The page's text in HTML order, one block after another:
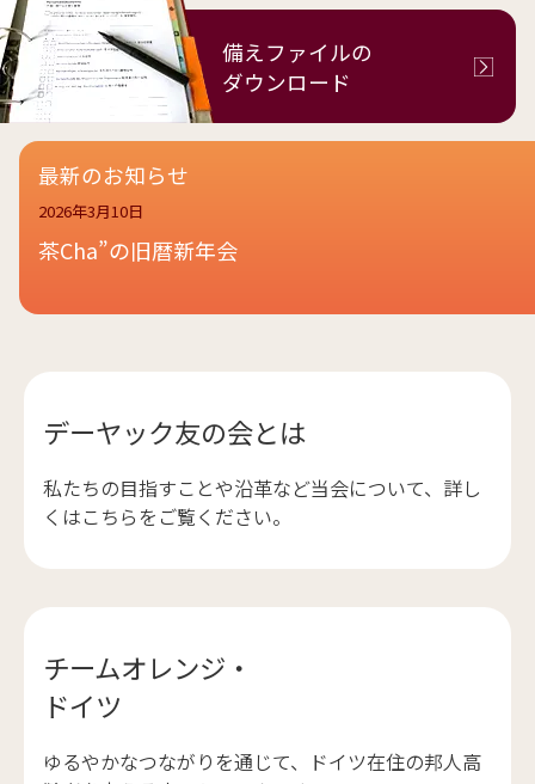
備えファイルの
ダウンロード
最新のお知らせ
2026年3月10日
茶Cha”の旧暦新年会
デーヤック友の会とは
私たちの目指すことや沿革など当会について、詳し
くはこちらをご覧ください。
チームオレンジ・
ドイツ
ゆるやかなつながりを通じて、ドイツ在住の邦人高